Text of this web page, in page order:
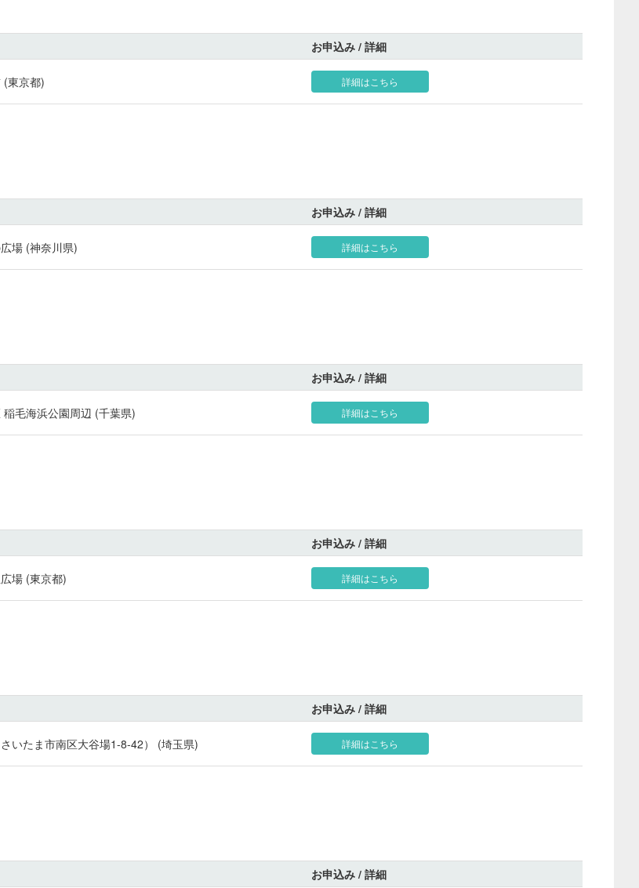
お申込み / 詳細
(東京都) 詳細はこちら
お申込み / 詳細
場 (神奈川県) 詳細はこちら
お申込み / 詳細
毛海浜公園周辺 (千葉県) 詳細はこちら
お申込み / 詳細
場 (東京都) 詳細はこちら
お申込み / 詳細
いたま市南区大谷場1-8-42） (埼玉県) 詳細はこちら
お申込み / 詳細